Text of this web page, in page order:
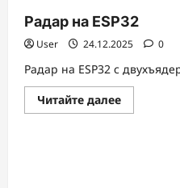
Радар на ESP32
User 24.12.2025 0
Радар на ESP32 с
Читайте далееПрочитать
больше